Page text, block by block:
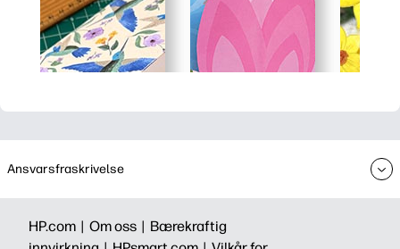
Ansvarsfraskrivelse
HP.com | Om oss | Bærekraftig